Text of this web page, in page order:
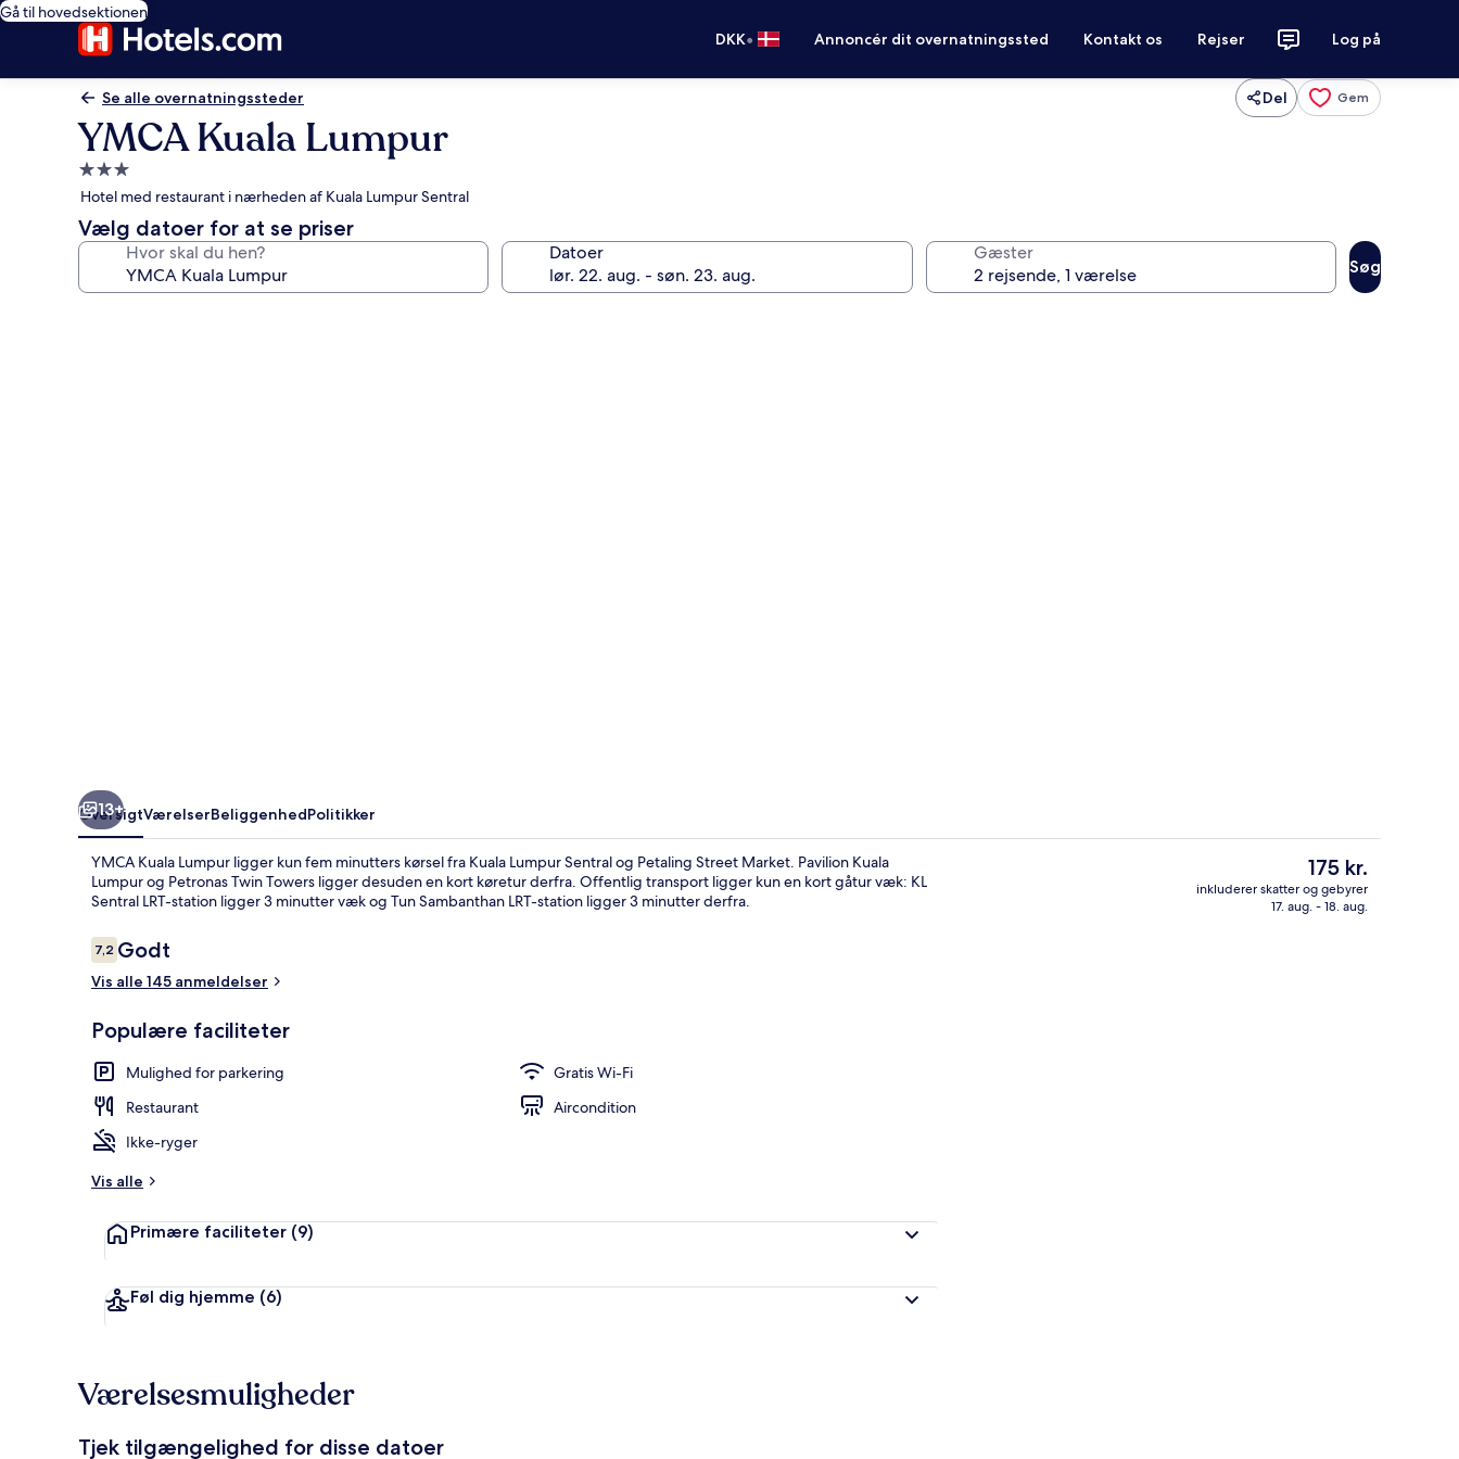
Gå til hovedsektionen
DKK• Annoncér dit overnatningssted Kontakt os Rejser Log på
Se alle overnatningssteder Del Gem
YMCA Kuala Lumpur
3.0-
stjernet
overnatningssted
Hotel med restaurant i nærheden af Kuala Lumpur Sentral
Vælg datoer for at se priser
Hvor skal du hen? Datoer Gæster
Søg
Skrivebord, mørklægningsgardiner,
13+
OversigtVærelserBeliggenhedPolitikker
YMCA Kuala Lumpur ligger kun fem minutters kørsel fra Kuala Lumpur Sentral og Petaling Street Market. Pavilion Kuala
Lumpur og Petronas Twin Towers ligger desuden en kort køretur derfra. Offentlig transport ligger kun en kort gåtur væk: KL
Sentral LRT-station ligger 3 minutter væk og Tun Sambanthan LRT-station ligger 3 minutter derfra.
Anmeldelser
7,27,2 ud af 10.
Godt
Vis alle 145 anmeldelser
Populære faciliteter
Mulighed for parkering
Gratis Wi-Fi
Restaurant
Aircondition
Ikke-ryger
Vis alle
Primære faciliteter (9)
Føl dig hjemme (6)
Den
nuværende
pris
175 kr.
inkluderer skatter og gebyrer
17. aug. - 18. aug.
Værelsesmuligheder
Tjek tilgængelighed for disse datoer